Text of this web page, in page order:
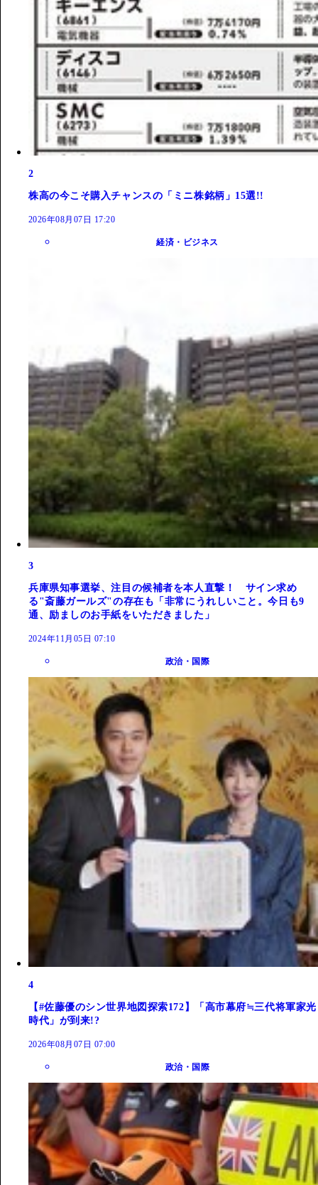
2
株高の今こそ購入チャンスの「ミニ株銘柄」15選!!
2026年08月07日 17:20
経済・ビジネス
3
兵庫県知事選挙、注目の候補者を本人直撃！ サイン求め
る"斎藤ガールズ"の存在も「非常にうれしいこと。今日も9
通、励ましのお手紙をいただきました」
2024年11月05日 07:10
政治・国際
4
【#佐藤優のシン世界地図探索172】「高市幕府≒三代将軍家光
時代」が到来!?
2026年08月07日 07:00
政治・国際